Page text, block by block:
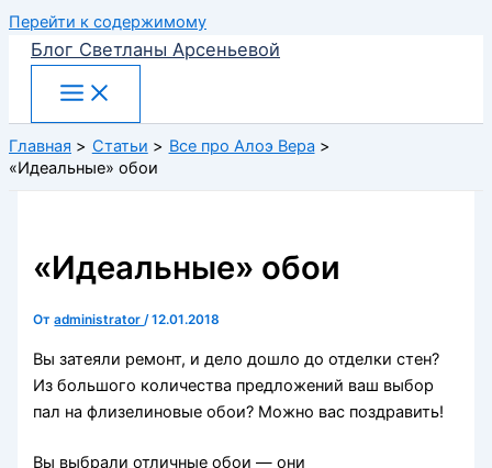
Перейти к содержимому
Блог Светланы Арсеньевой
Главная Статьи
Все про Алоэ Вера
«Идеальные» обои
«Идеальные» обои
Отadministrator/12.01.2018
Вы затеяли ремонт, и дело дошло до отделки стен?
Из большого количества предложений ваш выбор
пал на флизелиновые обои? Можно вас поздравить!
Вы выбрали отличные обои — они